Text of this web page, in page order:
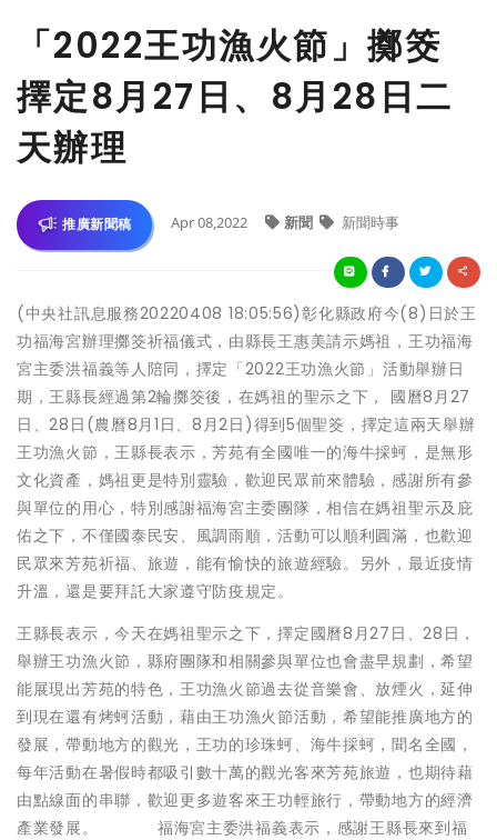
「2022王功漁火節」擲筊
擇定8月27日、8月28日二
天辦理
推廣新聞稿 Apr 08,2022 新聞 新聞時事
(中央社訊息服務20220408 18:05:56)彰化縣政府今(8)日於王
功福海宮辦理擲筊祈福儀式，由縣長王惠美請示媽祖，王功福海
宮主委洪福義等人陪同，擇定「2022王功漁火節」活動舉辦日
期，王縣長經過第2輪擲筊後，在媽祖的聖示之下， 國曆8月27
日、28日(農曆8月1日、8月2日)得到5個聖筊，擇定這兩天舉辦
王功漁火節，王縣長表示，芳苑有全國唯一的海牛採蚵，是無形
文化資產，媽祖更是特別靈驗，歡迎民眾前來體驗，感謝所有參
與單位的用心，特別感謝福海宮主委團隊，相信在媽祖聖示及庇
佑之下，不僅國泰民安、風調雨順，活動可以順利圓滿，也歡迎
民眾來芳苑祈福、旅遊，能有愉快的旅遊經驗。另外，最近疫情
升溫，還是要拜託大家遵守防疫規定。
王縣長表示，今天在媽祖聖示之下，擇定國曆8月27日、28日，
舉辦王功漁火節，縣府團隊和相關參與單位也會盡早規劃，希望
能展現出芳苑的特色，王功漁火節過去從音樂會、放煙火，延伸
到現在還有烤蚵活動，藉由王功漁火節活動，希望能推廣地方的
發展，帶動地方的觀光，王功的珍珠蚵、海牛採蚵，聞名全國，
每年活動在暑假時都吸引數十萬的觀光客來芳苑旅遊，也期待藉
由點線面的串聯，歡迎更多遊客來王功輕旅行，帶動地方的經濟
產業發展。 福海宮主委洪福義表示，感謝王縣長來到福